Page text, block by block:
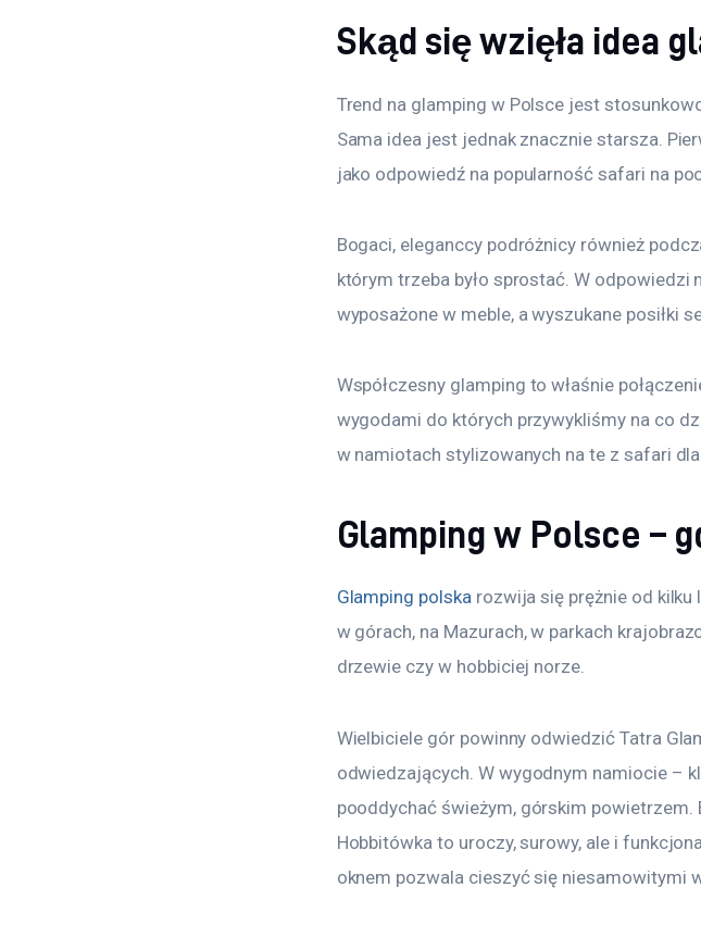
Skąd się wzięła idea
Trend na glamping w Polsce jest
Sama idea jest jednak znacznie starsza.
jako odpowiedź na popularność safari na
Bogaci, eleganccy podróżnicy również
którym trzeba było sprostać. W
wyposażone w meble, a wyszukane posiłki
Współczesny glamping to właśnie
wygodami do których przywykliśmy na co
w namiotach stylizowanych na te z safari
Glamping w Polsce –
Glamping polska rozwija się prężnie od kilku
w górach, na Mazurach, w parkach
drzewie czy w hobbiciej norze.
Wielbiciele gór powinny odwiedzić Tatra
odwiedzających. W wygodnym namiocie –
pooddychać świeżym, górskim powietrzem.
Hobbitówka to uroczy, surowy, ale i
oknem pozwala cieszyć się niesamowitymi